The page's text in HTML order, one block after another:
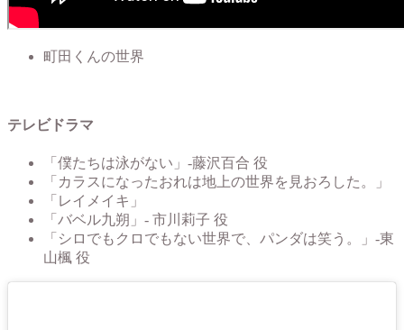
町田くんの世界
テレビドラマ
「僕たちは泳がない」-藤沢百合 役
「カラスになったおれは地上の世界を見おろした。」
「レイメイキ」
「バベル九朔」- 市川莉子 役
「シロでもクロでもない世界で、パンダは笑う。」-東
山楓 役